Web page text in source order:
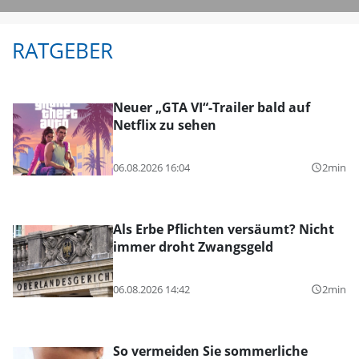
RATGEBER
Neuer „GTA VI“-Trailer bald auf
Netflix zu sehen
06.08.2026 16:04 query_builder2min
Als Erbe Pflichten versäumt? Nicht
immer droht Zwangsgeld
06.08.2026 14:42 query_builder2min
So vermeiden Sie sommerliche